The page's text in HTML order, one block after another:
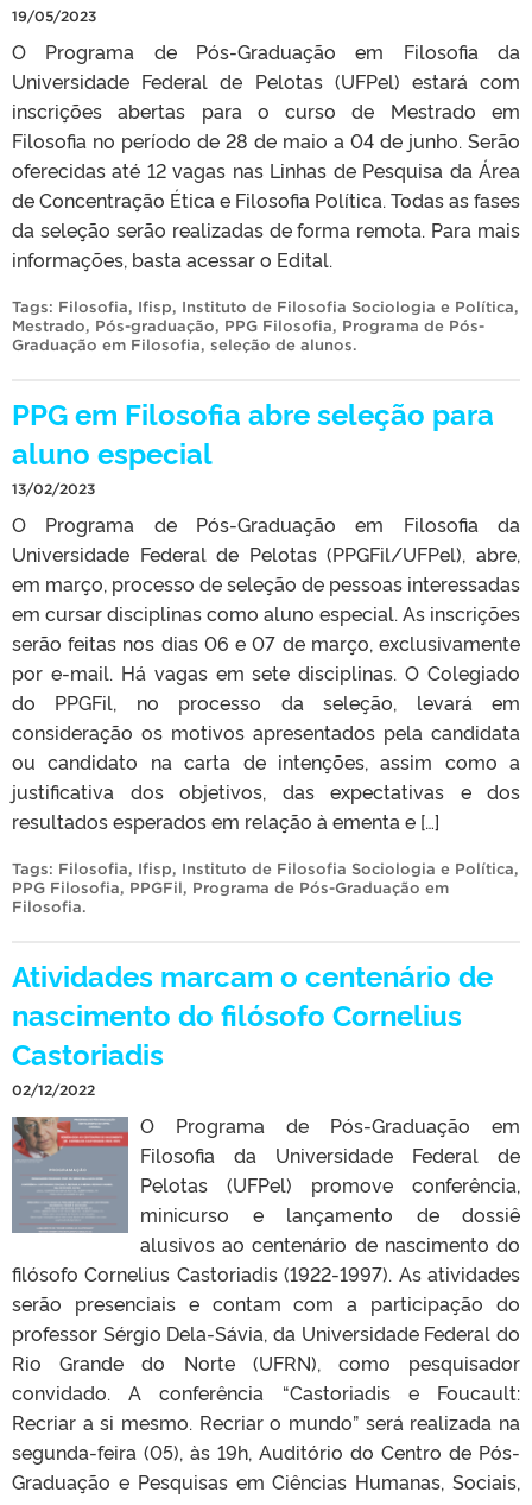
19/05/2023
O Programa de Pós-Graduação em Filosofia da
Universidade Federal de Pelotas (UFPel) estará com
inscrições abertas para o curso de Mestrado em
Filosofia no período de 28 de maio a 04 de junho. Serão
oferecidas até 12 vagas nas Linhas de Pesquisa da Área
de Concentração Ética e Filosofia Política. Todas as fases
da seleção serão realizadas de forma remota. Para mais
informações, basta acessar o Edital.
Tags: Filosofia, Ifisp, Instituto de Filosofia Sociologia e Política,
Mestrado, Pós-graduação, PPG Filosofia, Programa de Pós-
Graduação em Filosofia, seleção de alunos.
PPG em Filosofia abre seleção para
aluno especial
13/02/2023
O Programa de Pós-Graduação em Filosofia da
Universidade Federal de Pelotas (PPGFil/UFPel), abre,
em março, processo de seleção de pessoas interessadas
em cursar disciplinas como aluno especial. As inscrições
serão feitas nos dias 06 e 07 de março, exclusivamente
por e-mail. Há vagas em sete disciplinas. O Colegiado
do PPGFil, no processo da seleção, levará em
consideração os motivos apresentados pela candidata
ou candidato na carta de intenções, assim como a
justificativa dos objetivos, das expectativas e dos
resultados esperados em relação à ementa e […]
Tags: Filosofia, Ifisp, Instituto de Filosofia Sociologia e Política,
PPG Filosofia, PPGFil, Programa de Pós-Graduação em
Filosofia.
Atividades marcam o centenário de
nascimento do filósofo Cornelius
Castoriadis
02/12/2022
O Programa de Pós-Graduação em
Filosofia da Universidade Federal de
Pelotas (UFPel) promove conferência,
minicurso e lançamento de dossiê
alusivos ao centenário de nascimento do
filósofo Cornelius Castoriadis (1922-1997). As atividades
serão presenciais e contam com a participação do
professor Sérgio Dela-Sávia, da Universidade Federal do
Rio Grande do Norte (UFRN), como pesquisador
convidado. A conferência “Castoriadis e Foucault:
Recriar a si mesmo. Recriar o mundo” será realizada na
segunda-feira (05), às 19h, Auditório do Centro de Pós-
Graduação e Pesquisas em Ciências Humanas, Sociais,